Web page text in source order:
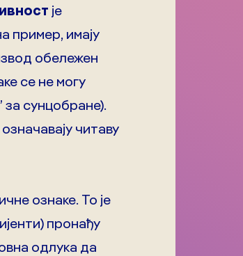
је
пример, имају
обележен
се не могу
за сунцобране).
читаву
ознаке. То је
пронађу
одлука да